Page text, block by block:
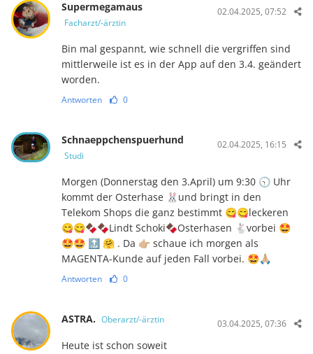
Supermegamaus
Facharzt/-ärztin
02.04.2025, 07:52
Bin mal gespannt, wie schnell die vergriffen sind
mittlerweile ist es in der App auf den 3.4. geändert
worden.
Antworten 0
Schnaeppchenspuerhund
Studi
02.04.2025, 16:15
Morgen (Donnerstag den 3.April) um 9:30 🕤 Uhr
kommt der Osterhase 🐰und bringt in den
Telekom Shops die ganz bestimmt 😋😋leckeren
😋😋🍫🍫Lindt Schoki🍫Osterhasen 🐇vorbei 🤩
🤩🤩 🔝 🤗 . Da 👉🏼 schaue ich morgen als
MAGENTA-Kunde auf jeden Fall vorbei. 🤩🙏🏼
Antworten 0
ASTRA. Oberarzt/-ärztin 03.04.2025, 07:36
Heute ist schon soweit